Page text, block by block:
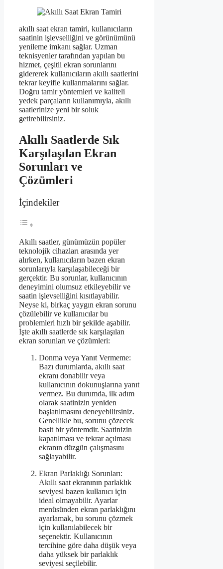
akıllı saat ekran tamiri, kullanıcıların
saatinin işlevselliğini ve görünümünü
yenileme imkanı sağlar. Uzman
teknisyenler tarafından yapılan bu
hizmet, çeşitli ekran sorunlarını
gidererek kullanıcıların akıllı saatlerini
tekrar keyifle kullanmalarını sağlar.
Doğru tamir yöntemleri ve kaliteli
yedek parçaların kullanımıyla, akıllı
saatlerinize yeni bir soluk
getirebilirsiniz.
Akıllı Saatlerde Sık
Karşılaşılan Ekran
Sorunları ve
Çözümleri
İçindekiler
Akıllı saatler, günümüzün popüler
teknolojik cihazları arasında yer
alırken, kullanıcıların bazen ekran
sorunlarıyla karşılaşabileceği bir
gerçektir. Bu sorunlar, kullanıcının
deneyimini olumsuz etkileyebilir ve
saatin işlevselliğini kısıtlayabilir.
Neyse ki, birkaç yaygın ekran sorunu
çözülebilir ve kullanıcılar bu
problemleri hızlı bir şekilde aşabilir.
İşte akıllı saatlerde sık karşılaşılan
ekran sorunları ve çözümleri:
Donma veya Yanıt Vermeme:
Bazı durumlarda, akıllı saat
ekranı donabilir veya
kullanıcının dokunuşlarına yanıt
vermez. Bu durumda, ilk adım
olarak saatinizin yeniden
başlatılmasını deneyebilirsiniz.
Genellikle bu, sorunu çözecek
basit bir yöntemdir. Saatinizin
kapatılması ve tekrar açılması
ekranın düzgün çalışmasını
sağlayabilir.
Ekran Parlaklığı Sorunları:
Akıllı saat ekranının parlaklık
seviyesi bazen kullanıcı için
ideal olmayabilir. Ayarlar
menüsünden ekran parlaklığını
ayarlamak, bu sorunu çözmek
için kullanılabilecek bir
seçenektir. Kullanıcının
tercihine göre daha düşük veya
daha yüksek bir parlaklık
seviyesi seçilebilir.